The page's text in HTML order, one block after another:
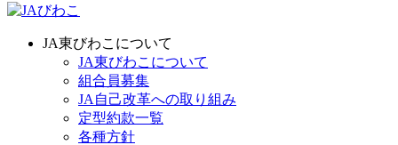
JA東びわこについて
JA東びわこについて
組合員募集
JA自己改革への取り組み
定型約款一覧
各種方針